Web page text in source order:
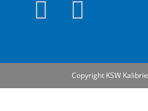
Copyright KSW